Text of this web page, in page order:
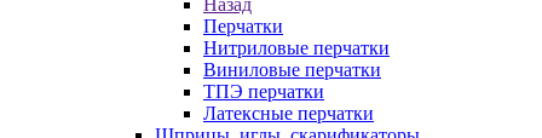
Назад
Перчатки
Нитриловые перчатки
Виниловые перчатки
ТПЭ перчатки
Латексные перчатки